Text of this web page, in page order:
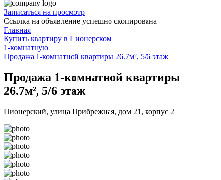
Записаться на просмотр
Ссылка на объявление успешно скопирована
Главная
Купить квартиру в Пионерском
1-комнатную
Продажа 1-комнатной квартиры 26.7м², 5/6 этаж
Продажа 1-комнатной квартиры
26.7м², 5/6 этаж
Пионерский, улица Прибрежная, дом 21, корпус 2